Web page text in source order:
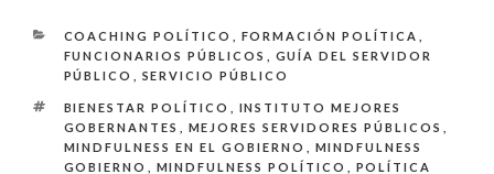
CATEGORÍAS
COACHING POLÍTICO FORMACIÓN POLÍTICA
FUNCIONARIOS PÚBLICOS
GUÍA DEL SERVIDOR
PÚBLICO
SERVICIO PÚBLICO
ETIQUETAS
BIENESTAR POLÍTICO
INSTITUTO MEJORES
GOBERNANTES
MEJORES SERVIDORES PÚBLICOS
MINDFULNESS EN EL GOBIERNO
MINDFULNESS
GOBIERNO
MINDFULNESS POLÍTICO POLÍTICA